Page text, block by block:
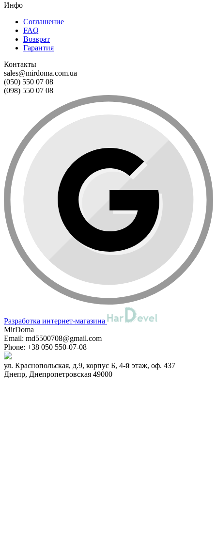
Инфо
Соглашение
FAQ
Возврат
Гарантия
Контакты
sales@mirdoma.com.ua
(050) 550 07 08
(098) 550 07 08
Разработка интернет-магазина
MirDoma
Email: md5500708@gmail.com
Phone: +38 050 550-07-08
ул. Краснопольская, д.9, корпус Б, 4-й этаж, оф. 437
Днепр, Днепропетровская 49000